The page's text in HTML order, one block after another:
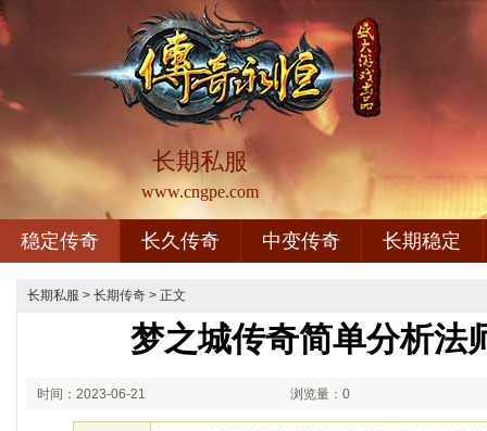
长期私服
www.cngpe.com
稳定传奇 长久传奇 中变传奇 长期稳定
长期私服 > 长期传奇 > 正文
梦之城传奇简单分析法
时间：2023-06-21 浏览量：0